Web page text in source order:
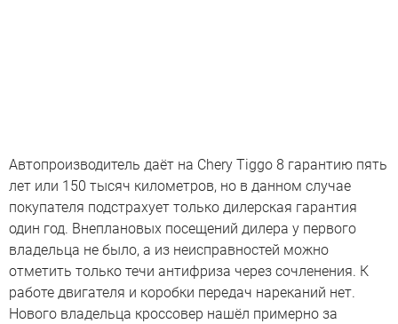
Автопроизводитель даёт на Chery Tiggo 8 гарантию пять
лет или 150 тысяч километров, но в данном случае
покупателя подстрахует только дилерская гарантия
один год. Внеплановых посещений дилера у первого
владельца не было, а из неисправностей можно
отметить только течи антифриза через сочленения. К
работе двигателя и коробки передач нареканий нет.
Нового владельца кроссовер нашёл примерно за